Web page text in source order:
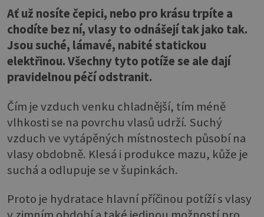
Ať už nosíte čepici, nebo pro krásu trpíte a
chodíte bez ní, vlasy to odnášejí tak jako tak.
Jsou suché, lámavé, nabité statickou
elektřinou. Všechny tyto potíže se ale dají
pravidelnou péčí odstranit.
Čím je vzduch venku chladnější, tím méně
vlhkosti se na povrchu vlasů udrží. Suchý
vzduch ve vytápěných místnostech působí na
vlasy obdobně. Klesá i produkce mazu, kůže je
suchá a odlupuje se v šupinkách.
Proto je hydratace hlavní příčinou potíží s vlasy